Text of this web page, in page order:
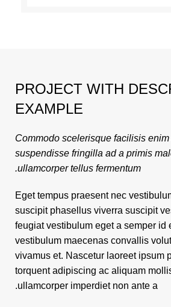
PROJECT WITH
EXAMPLE
Commodo scelerisque facilisis
suspendisse fringilla ad a primis
ullamcorper tellus fermentum.
Eget tempus praesent nec
suscipit phasellus viverra suscipit
feugiat vestibulum eget a semper id
vestibulum maecenas convallis
vivamus et. Nascetur laoreet ipsum
torquent adipiscing ac aliquam
ullamcorper imperdiet non ante a.